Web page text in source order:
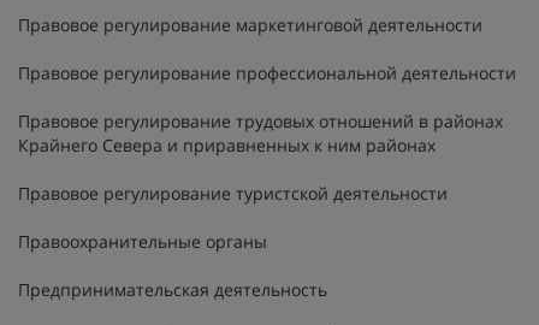
Правовое регулирование маркетинговой деятельности
Правовое регулирование профессиональной деятельности
Правовое регулирование трудовых отношений в районах
Крайнего Севера и приравненных к ним районах
Правовое регулирование туристской деятельности
Правоохранительные органы
Предпринимательская деятельность